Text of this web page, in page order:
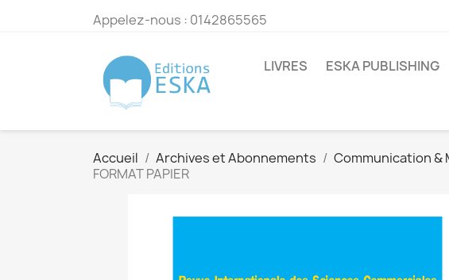
Appelez-nous : 0142865565
LIVRES ESKA PUBLISHING
Accueil Archives et Abonnements Communication &
FORMAT PAPIER